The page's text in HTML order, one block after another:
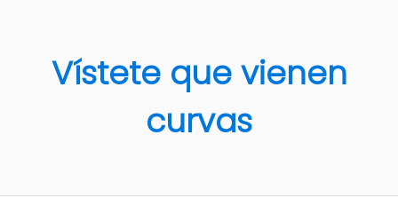
Vístete que vienen
curvas